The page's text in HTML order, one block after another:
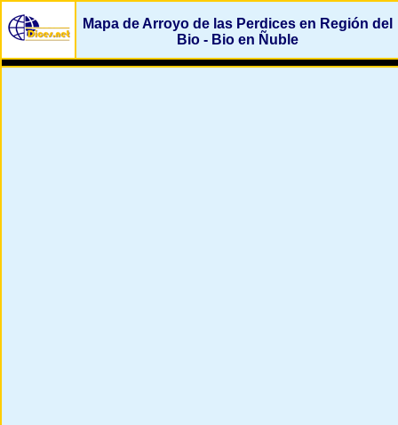
Mapa de Arroyo de las Perdices en Región del
Bio - Bio en Ñuble